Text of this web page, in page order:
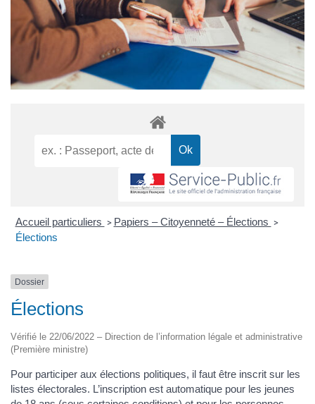
Accueil particuliers > Papiers – Citoyenneté – Élections >
Élections
Dossier
Élections
Vérifié le 22/06/2022 – Direction de l’information légale et administrative
(Première ministre)
Pour participer aux élections politiques, il faut être inscrit sur les
listes électorales. L’inscription est automatique pour les jeunes